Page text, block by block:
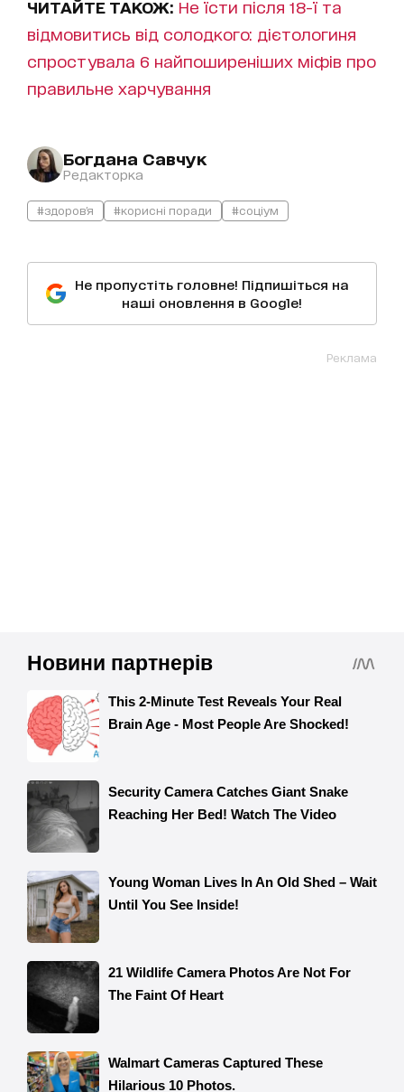
ЧИТАЙТЕ ТАКОЖ: Не їсти після 18-ї та
відмовитись від солодкого: дієтологиня
спростувала 6 найпоширеніших міфів про
правильне харчування
Богдана Савчук
Редакторка
#здоров'я #корисні поради #соціум
Не пропустіть головне! Підпишіться на
наші оновлення в Google!
Реклама